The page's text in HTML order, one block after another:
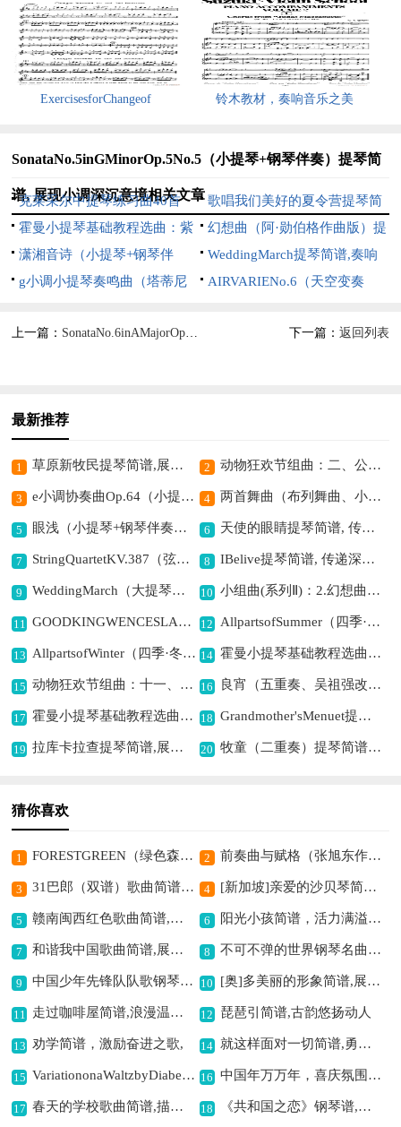
ExercisesforChangeof 铃木教材，奏响音乐之美
SonataNo.5inGMinorOp.5No.5（小提琴+钢琴伴奏）提琴简
谱, 展现小调深沉意境相关文章
克莱采尔中提琴练习曲40首
（ETUDE4-6）提琴简谱,助力中
提琴技艺提升
歌唱我们美好的夏令营提琴简
谱, 展现夏令营欢乐氛围
霍曼小提琴基础教程选曲：紫
罗兰园地（二重奏）提琴简谱,
描绘宁静优美园景
幻想曲（阿·勋伯格作曲版）提
琴简谱,展现抽象音乐意境
潇湘音诗（小提琴+钢琴伴
奏）提琴简谱,描绘潇湘诗意之
WeddingMarch提琴简谱,奏响
浪漫婚礼乐章
g小调小提琴奏鸣曲（塔蒂尼
沉之韵
AIRVARIENo.6（天空变奏
简谱,描绘天空变幻之美
上一篇： SonataNo.6inAMajorOp.5No.6提琴简谱,展现明快愉悦之意境 下一篇： 返回列表
最新推荐
1 草原新牧民提琴简谱,展现草原生活活力 2 动物狂欢节组曲：二、公鸡与母鸡提琴简谱,展现鸡群欢快之景
3 e小调协奏曲Op.64（小提琴独奏）提琴简谱, 奏响哀伤婉转的旋律 4 两首舞曲（布列舞曲、小步舞曲、小提琴+钢琴伴奏）提琴简谱,展现优雅浪漫的氛围
5 眼浅（小提琴+钢琴伴奏）提琴简谱, 诠释深情动人意境 6 天使的眼睛提琴简谱, 传递纯净美好之意
7 StringQuartetKV.387（弦乐四重奏第一小提琴分谱）提琴简谱,展现和谐优美意境 8 IBelive提琴简谱, 传递深情与希望
9 WeddingMarch（大提琴分谱）提琴简谱,奏响浪漫婚礼乐章 10 小组曲(系列Ⅱ)：2.幻想曲提琴简谱, 幻想旋律诗意悠扬
11 GOODKINGWENCESLAS（弦乐四重奏）提琴简谱,展现节日温馨氛围 12 AllpartsofSummer（四季·夏天）（第一小提琴分谱）提琴简谱,描绘夏日灵动之美
13 AllpartsofWinter（四季·冬天）（中提琴分谱）提琴简谱,描绘冬日静谧之美 14 霍曼小提琴基础教程选曲：绿衣人（二重奏）提琴简谱,展现和谐美妙的旋律
15 动物狂欢节组曲：十一、化石提琴简谱,追忆远古动物之韵 16 良宵（五重奏、吴祖强改编版）提琴简谱,描绘美好良夜之景
17 霍曼小提琴基础教程选曲：在湖上（二重奏）提琴简谱,描绘湖上悠然之景 18 Grandmother'sMenuet提琴简谱, 传递温馨怀旧之感
19 拉库卡拉查提琴简谱,展现欢快热闹氛围 20 牧童（二重奏）提琴简谱,描绘牧童悠然之景
猜你喜欢
1 FORESTGREEN（绿色森林）（弦乐四重奏）提琴简谱,描绘森林宁静之美 2 前奏曲与赋格（张旭东作曲版）钢琴谱,独特音乐魅力展现
3 31巴郎（双谱）歌曲简谱,展现巴郎风采 4 [新加坡]亲爱的沙贝琴简谱,寻觅远方爱人之歌
5 赣南闽西红色歌曲简谱,展现苏区干部作风 6 阳光小孩简谱，活力满溢之曲,
7 和谐我中国歌曲简谱,展现国家和美之景 8 不可不弹的世界钢琴名曲：乘着歌声的翅膀,感受旋律中的浪漫
9 中国少年先锋队队歌钢琴谱,激昂旋律鼓舞少年 10 [奥]多美丽的形象简谱,展现歌剧美妙意境
11 走过咖啡屋简谱,浪漫温馨之韵 12 琵琶引简谱,古韵悠扬动人
13 劝学简谱，激励奋进之歌, 14 就这样面对一切简谱,勇敢直面人生
15 VariationonaWaltzbyDiabelliD.718（Diabelli华尔）钢琴谱,展现独特华尔兹变奏 16 中国年万万年，喜庆氛围浓,
17 春天的学校歌曲简谱,描绘校园春日之美 18 《共和国之恋》钢琴谱,唱出对祖国深情 《共和国之恋》钢琴谱,展现爱国情怀曲 《共和国之恋》钢琴谱,谱写时代爱国情